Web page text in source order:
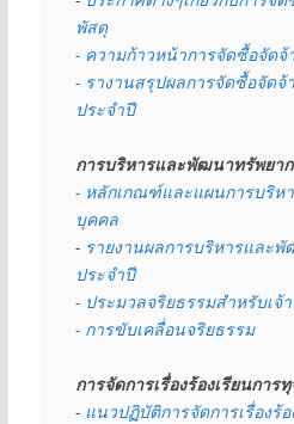
พัสดุ
- ความก้าวหน้าการจัดซื้อจัดจ้
- รางานสรุปผลการจัดซื้อจัดจ้
ประจำปี
การบริหารและพัฒนาทรัพยา
- หลักเกณฑ์และแผนการบริห
บุคคล
- รายงานผลการบริหารและ
ประจำปี
- ประมวลจริยธรรมสำหรับเจ้
- การขับเคลื่อนจริยธรรม
การจัดการเรื่องร้องเรียนกา
- แนวปฏิบัติการจัดการเรื่องร้